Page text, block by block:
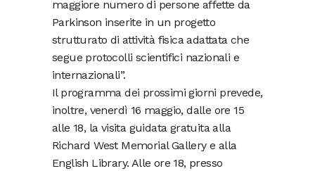
maggiore numero di persone affette da
Parkinson inserite in un progetto
strutturato di attività fisica adattata che
segue protocolli scientifici nazionali e
internazionali”.
Il programma dei prossimi giorni prevede,
inoltre, venerdì 16 maggio, dalle ore 15
alle 18, la visita guidata gratuita alla
Richard West Memorial Gallery e alla
English Library. Alle ore 18, presso